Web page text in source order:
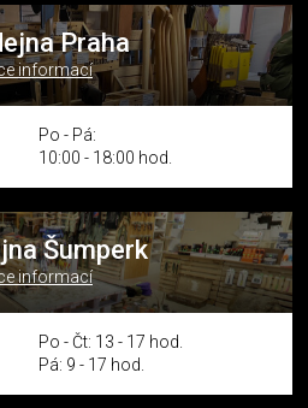
Praha
informací
Po - Pá:
10:00 - 18:00 hod.
Šumperk
informací
Po - Čt: 13 - 17 hod.
Pá: 9 - 17 hod.